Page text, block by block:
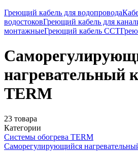
Греющий кабель для водопровода
водостоковГреющий кабель для
монтажныеГреющий кабель ССТ
нагревательный
TERM
23 товара
Категории
Системы обогрева TERM
Саморегулирующийся